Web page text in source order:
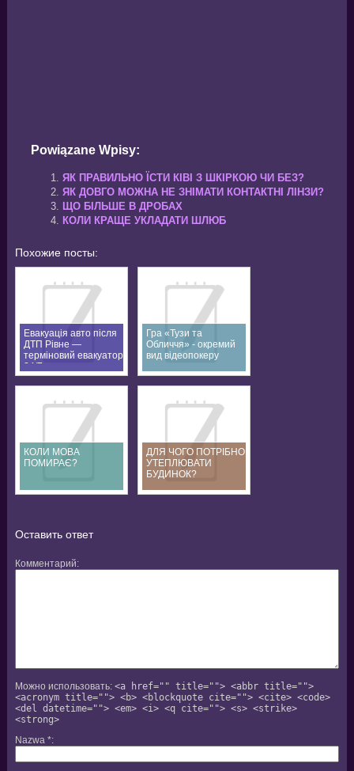
Powiązane Wpisy:
ЯК ПРАВИЛЬНО ЇСТИ КІВІ З ШКІРКОЮ ЧИ БЕЗ?
ЯК ДОВГО МОЖНА НЕ ЗНІМАТИ КОНТАКТНІ ЛІНЗИ?
ЩО БІЛЬШЕ В ДРОБАХ
КОЛИ КРАЩЕ УКЛАДАТИ ШЛЮБ
Похожие посты:
Евакуація авто після
ДТП Рівне —
терміновий евакуатор
24/7
Гра «Тузи та
Обличчя» - окремий
вид відеопокеру
КОЛИ МОВА
ПОМИРАЄ?
ДЛЯ ЧОГО ПОТРІБНО
УТЕПЛЮВАТИ
БУДИНОК?
Оставить ответ
Комментарий
Можно использовать: <a href="" title=""> <abbr title="">
<acronym title=""> <b> <blockquote cite=""> <cite> <code>
<del datetime=""> <em> <i> <q cite=""> <s> <strike>
<strong>
Nazwa *